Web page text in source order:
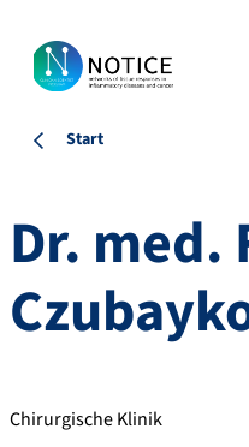
Start
Dr. med.
Chirurgische Klinik